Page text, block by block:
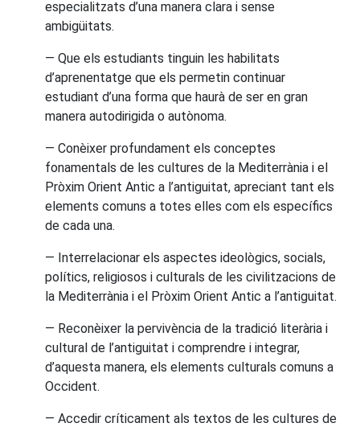
especialitzats d’una manera clara i sense
ambigüitats.
— Que els estudiants tinguin les habilitats
d’aprenentatge que els permetin continuar
estudiant d’una forma que haurà de ser en gran
manera autodirigida o autònoma.
— Conèixer profundament els conceptes
fonamentals de les cultures de la Mediterrània i el
Pròxim Orient Antic a l’antiguitat, apreciant tant els
elements comuns a totes elles com els específics
de cada una.
— Interrelacionar els aspectes ideològics, socials,
polítics, religiosos i culturals de les civilitzacions de
la Mediterrània i el Pròxim Orient Antic a l’antiguitat.
— Reconèixer la pervivència de la tradició literària i
cultural de l’antiguitat i comprendre i integrar,
d’aquesta manera, els elements culturals comuns a
Occident.
— Accedir críticament als textos de les cultures de